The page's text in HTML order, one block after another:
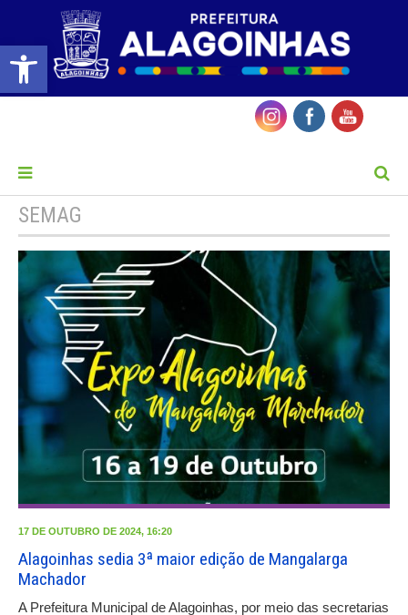
Barra de Ferramentas Aberta
SEMAG
17 DE OUTUBRO DE 2024, 16:20
Alagoinhas sedia 3ª maior edição de Mangalarga
Machador
A Prefeitura Municipal de Alagoinhas, por meio das secretarias